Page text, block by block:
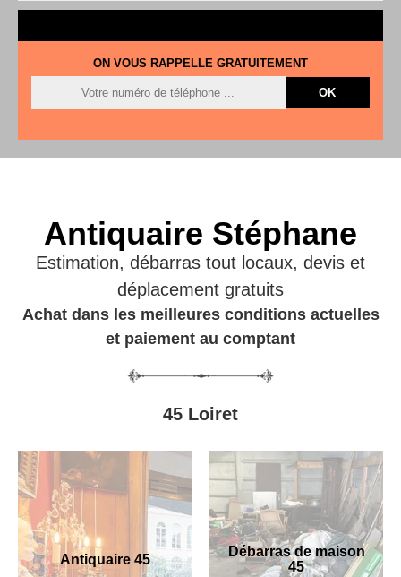
ON VOUS RAPPELLE GRATUITEMENT
Antiquaire Stéphane
Estimation, débarras tout locaux, devis et
déplacement gratuits
Achat dans les meilleures conditions actuelles
et paiement au comptant
45 Loiret
Antiquaire 45
Débarras de maison
45